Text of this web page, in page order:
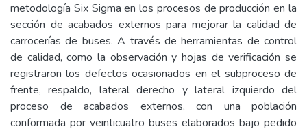
metodología Six Sigma en los procesos de producción en la
sección de acabados externos para mejorar la calidad de
carrocerías de buses. A través de herramientas de control
de calidad, como la observación y hojas de verificación se
registraron los defectos ocasionados en el subproceso de
frente, respaldo, lateral derecho y lateral izquierdo del
proceso de acabados externos, con una población
conformada por veinticuatro buses elaborados bajo pedido